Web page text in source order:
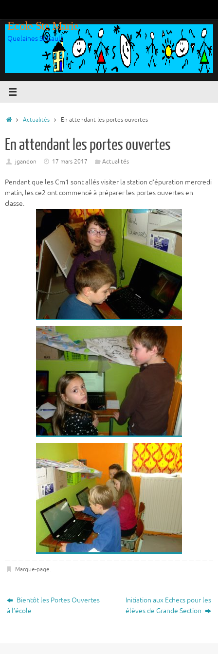
contenu
Ecole Ste Marie
Quelaines St Gault
Accueil
Actualités En attendant les portes ouvertes
En attendant les portes ouvertes
jgandon 17 mars 2017 Actualités
Pendant que les Cm1 sont allés visiter la station d’épuration mercredi
matin, les ce2 ont commencé à préparer les portes ouvertes en
classe.
Marque-page.
Bientôt les Portes Ouvertes
à l’école
Initiation aux Echecs pour les
élèves de Grande Section